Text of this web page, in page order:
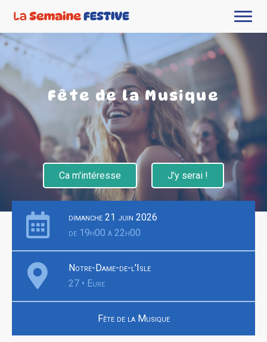
Fête de la Musique
Ca m'intéresse J'y serai !
dimanche 21 juin 2026
de 19h00 à 22h00
Notre-Dame-de-l'Isle
27 • Eure
Fête de la Musique